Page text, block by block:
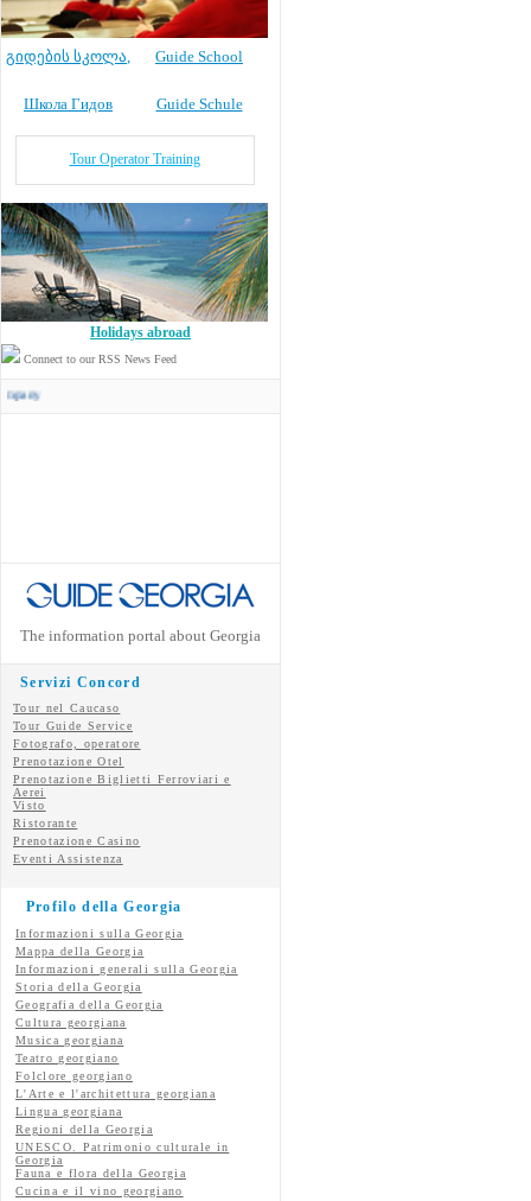
გიდების სკოლა, Guide School
Школа Гидов Guide Schule
Tour Operator Training
Holidays abroad
Connect to our RSS News Feed
The information portal about Georgia
Servizi Concord
Tour nel Caucaso
Tour Guide Service
Fotografo, operatore
Prenotazione Otel
Prenotazione Biglietti Ferroviari e
Aerei
Visto
Ristorante
Prenotazione Casino
Eventi Assistenza
Profilo della Georgia
Informazioni sulla Georgia
Mappa della Georgia
Informazioni generali sulla Georgia
Storia della Georgia
Geografia della Georgia
Cultura georgiana
Musica georgiana
Teatro georgiano
Folclore georgiano
L'Arte e l'architettura georgiana
Lingua georgiana
Regioni della Georgia
UNESCO. Patrimonio culturale in
Georgia
Fauna e flora della Georgia
Cucina e il vino georgiano